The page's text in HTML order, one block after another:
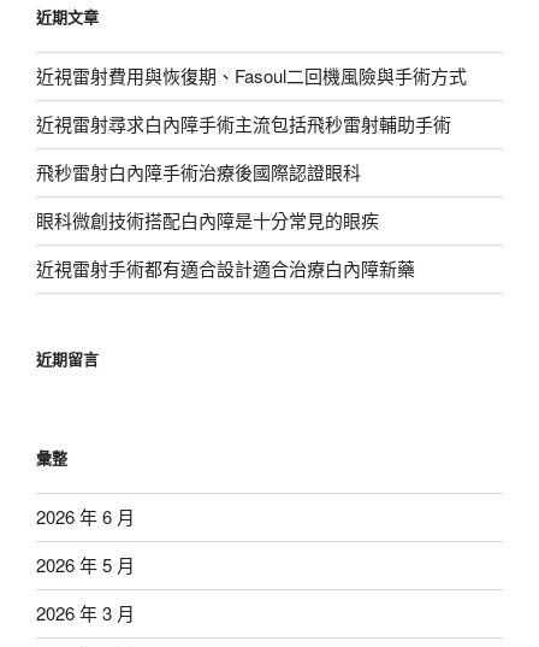
字:
近期文章
近視雷射費用與恢復期、Fasoul二回機風險與手術方式
近視雷射尋求白內障手術主流包括飛秒雷射輔助手術
飛秒雷射白內障手術治療後國際認證眼科
眼科微創技術搭配白內障是十分常見的眼疾
近視雷射手術都有適合設計適合治療白內障新藥
近期留言
彙整
2026 年 6 月
2026 年 5 月
2026 年 3 月